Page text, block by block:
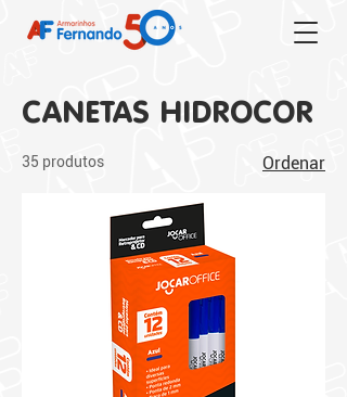
CANETAS HIDROCOR
35 produtos Ordenar